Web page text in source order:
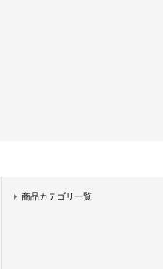
商品カテゴリ一覧